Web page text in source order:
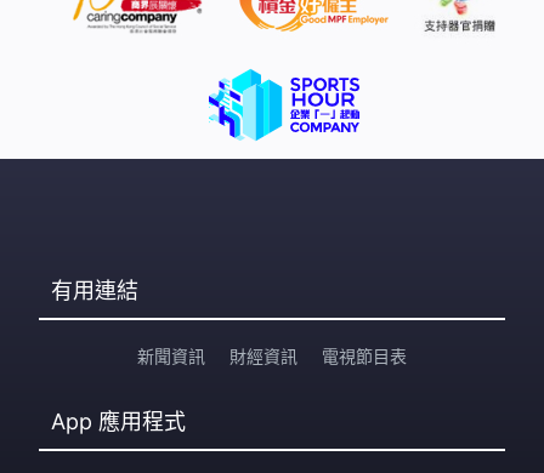
有用連結
新聞資訊 財經資訊 電視節目表
App 應用程式